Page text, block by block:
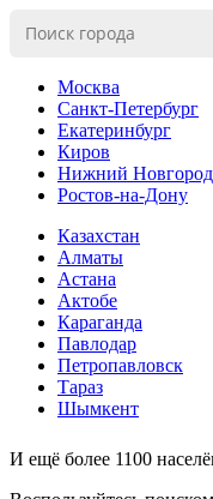
Москва
Санкт-Петербург
Екатеринбург
Киров
Нижний Новгород
Ростов-на-Дону
Казахстан
Алматы
Астана
Актобе
Караганда
Павлодар
Петропавловск
Тараз
Шымкент
И ещё более 1100